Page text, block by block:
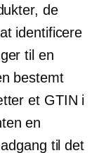
de
identificere
til en
bestemt
et GTIN i
en
til det